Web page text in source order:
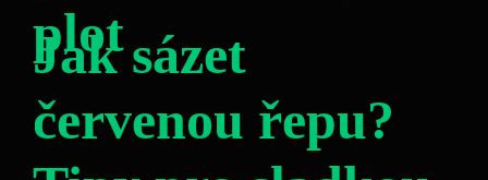
plot
Jak sázet
červenou řepu?